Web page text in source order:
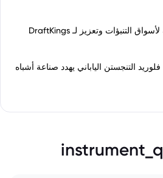
التنجستن الياباني يهدد صناعة أشباه